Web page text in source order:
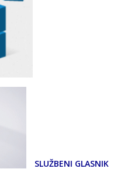
SLUŽBENI GLASNIK